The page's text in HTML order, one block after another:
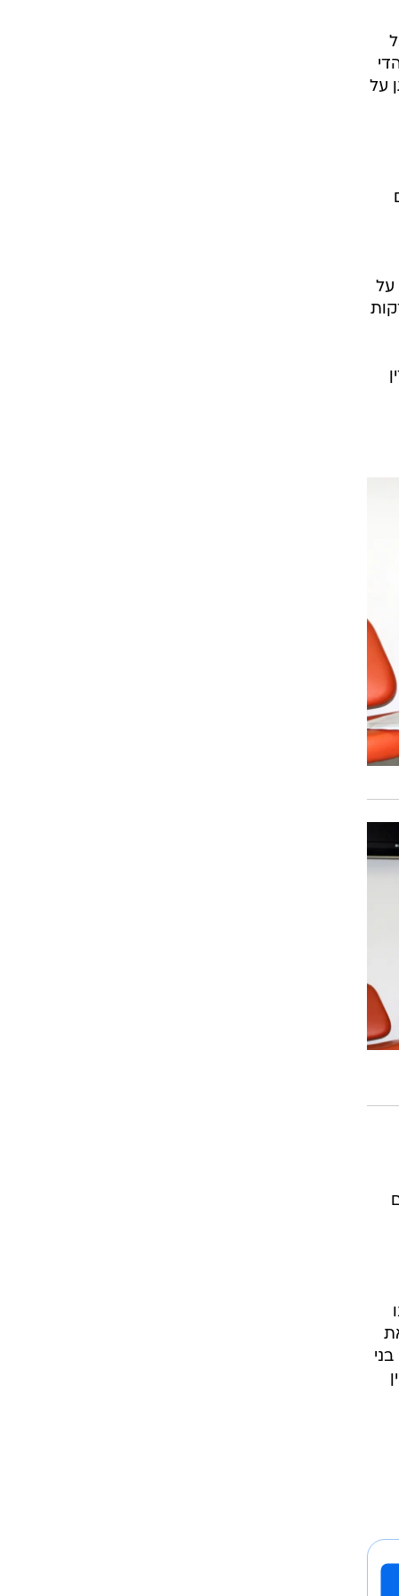
על
על